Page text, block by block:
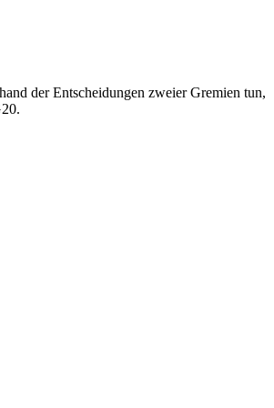
der Entscheidungen zweier Gremien tun,